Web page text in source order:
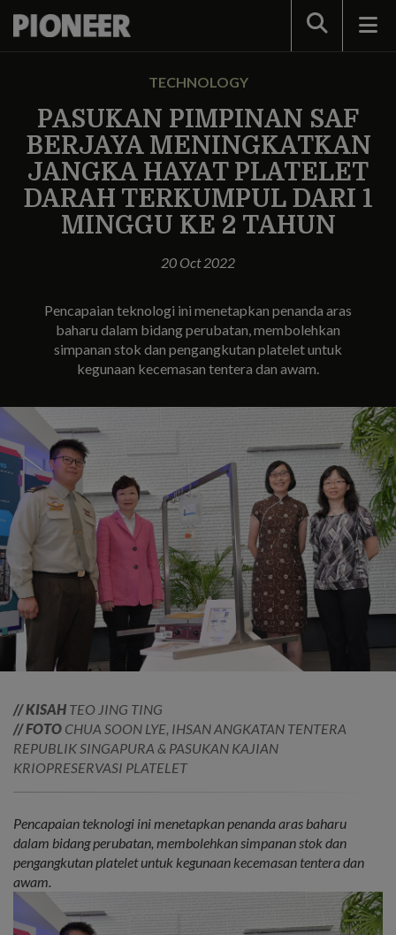
Search
TECHNOLOGY
PASUKAN PIMPINAN SAF
BERJAYA MENINGKATKAN
JANGKA HAYAT PLATELET
DARAH TERKUMPUL DARI 1
MINGGU KE 2 TAHUN
20 Oct 2022
Pencapaian teknologi ini menetapkan penanda aras
baharu dalam bidang perubatan, membolehkan
simpanan stok dan pengangkutan platelet untuk
kegunaan kecemasan tentera dan awam.
// KISAH TEO JING TING
// FOTO CHUA SOON LYE, IHSAN ANGKATAN TENTERA
REPUBLIK SINGAPURA & PASUKAN KAJIAN
KRIOPRESERVASI PLATELET
Pencapaian teknologi ini menetapkan penanda aras baharu
dalam bidang perubatan, membolehkan simpanan stok dan
pengangkutan platelet untuk kegunaan kecemasan tentera dan
awam.